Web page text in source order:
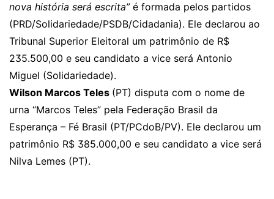
nova história será escrita” é formada pelos partidos
(PRD/Solidariedade/PSDB/Cidadania). Ele declarou ao
Tribunal Superior Eleitoral um patrimônio de R$
235.500,00 e seu candidato a vice será Antonio
Miguel (Solidariedade).
Wilson Marcos Teles (PT) disputa com o nome de
urna “Marcos Teles” pela Federação Brasil da
Esperança – Fé Brasil (PT/PCdoB/PV). Ele declarou um
patrimônio R$ 385.000,00 e seu candidato a vice será
Nilva Lemes (PT).